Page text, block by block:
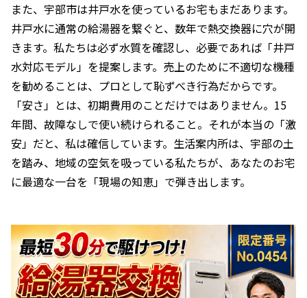
また、宇部市は井戸水を使っているお宅もまだあります。
井戸水に通常の給湯器を繋ぐと、数年で熱交換器に穴が開
きます。私たちは必ず水質を確認し、必要であれば「井戸
水対応モデル」を提案します。売上のために不適切な機種
を勧めることは、プロとして恥ずべき行為だからです。
「安さ」とは、初期費用のことだけではありません。15
年間、故障なしで使い続けられること。それが本当の「激
安」だと、私は確信しています。生活案内所は、宇部の土
を踏み、地域の空気を吸っている私たちが、あなたのお宅
に最適な一台を「現場の知恵」で弾き出します。